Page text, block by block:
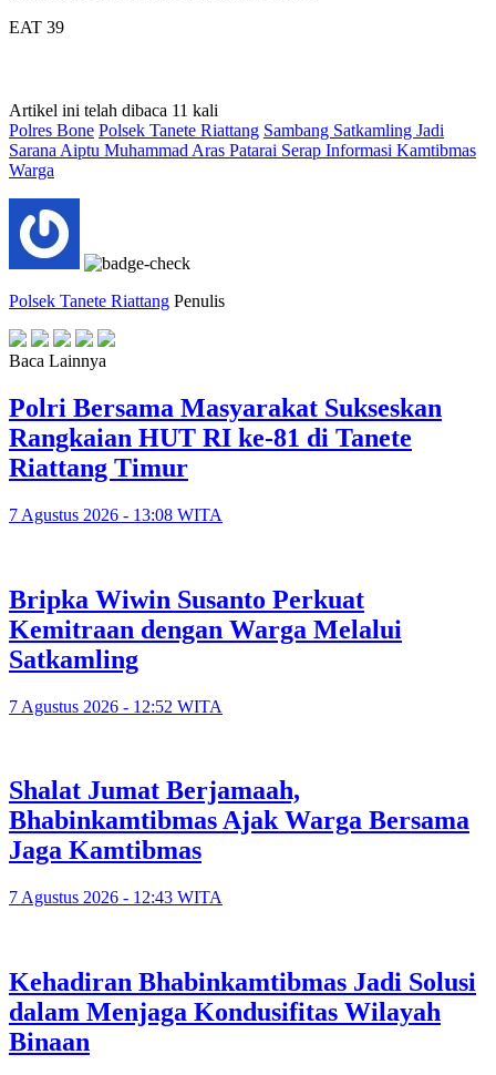
EAT 39
Artikel ini telah dibaca 11 kali
Polres Bone Polsek Tanete Riattang Sambang Satkamling Jadi
Sarana Aiptu Muhammad Aras Patarai Serap Informasi Kamtibmas
Warga
Polsek Tanete Riattang Penulis
Baca Lainnya
Polri Bersama Masyarakat Sukseskan
Rangkaian HUT RI ke-81 di Tanete
Riattang Timur
7 Agustus 2026 - 13:08 WITA
Bripka Wiwin Susanto Perkuat
Kemitraan dengan Warga Melalui
Satkamling
7 Agustus 2026 - 12:52 WITA
Shalat Jumat Berjamaah,
Bhabinkamtibmas Ajak Warga Bersama
Jaga Kamtibmas
7 Agustus 2026 - 12:43 WITA
Kehadiran Bhabinkamtibmas Jadi Solusi
dalam Menjaga Kondusifitas Wilayah
Binaan